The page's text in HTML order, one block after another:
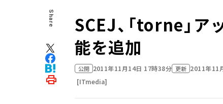
Share
SCEJ、「torne」ア
能を追加
公開 2011年11月14日 17時38分 更新 2011年11
[ITmedia]